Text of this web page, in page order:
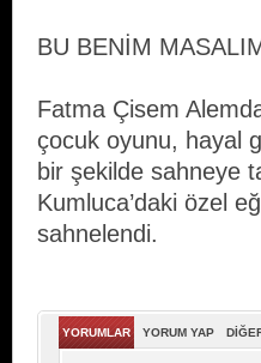
BU BENİM
Fatma Çisem
çocuk oyunu, hayal
bir şekilde sahneye
Kumluca’daki özel
sahnelendi.
YORUMLAR YORUM YAP